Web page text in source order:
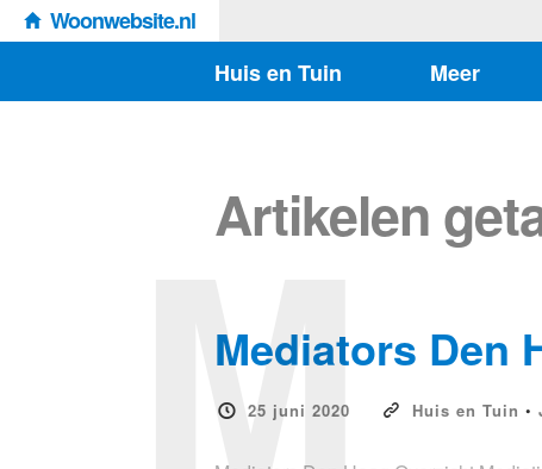
Woonwebsite.nl
Huis en Tuin
Meer
Artikelen
Mediators Den
25 juni 2020 Huis en Tuin •
M